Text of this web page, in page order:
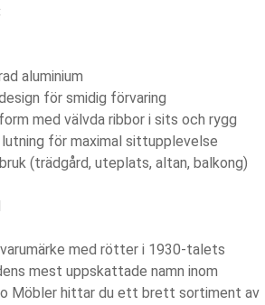
aluminium
för smidig förvaring
med välvda ribbor i sits och rygg
lutning för maximal sittupplevelse
(trädgård, uteplats, altan, balkong)
med rötter i 1930-talets
mest uppskattade namn inom
Möbler hittar du ett brett sortiment av